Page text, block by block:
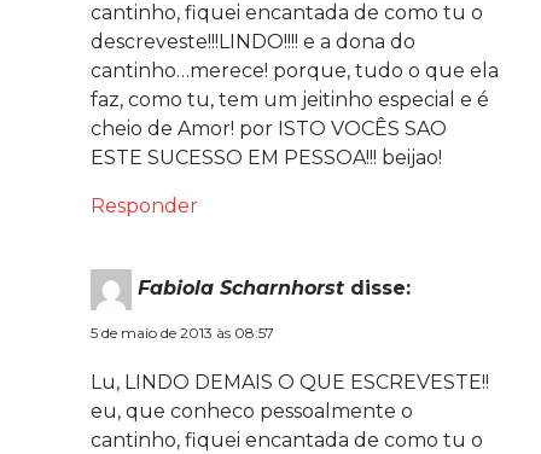
cantinho, fiquei encantada de como tu o
descreveste!!!LINDO!!!! e a dona do
cantinho…merece! porque, tudo o que ela
faz, como tu, tem um jeitinho especial e é
cheio de Amor! por ISTO VOCÊS SAO
ESTE SUCESSO EM PESSOA!!! beijao!
Responder
Fabiola Scharnhorst disse:
5 de maio de 2013 às 08:57
Lu, LINDO DEMAIS O QUE ESCREVESTE!!
eu, que conheco pessoalmente o
cantinho, fiquei encantada de como tu o